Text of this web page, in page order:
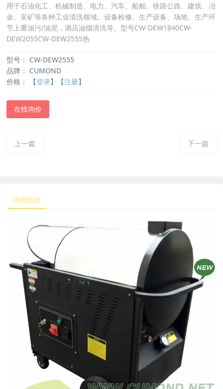
用于石油化工、机械制造、电力、汽车、船舶、铁路公路、建筑、冶
金、采矿等各种工业清洗领域。设备检修、生产设备、场地、生产环
节上重油污/油泥，酒店油烟清洗等。型号CW-DEW1840CW-
DEW2055CW-DEW2555热
型号： CW-DEW2555
品牌： CUMOND
价格：
【登录】【注册】
在线询价
上一篇 下一篇
详细信息